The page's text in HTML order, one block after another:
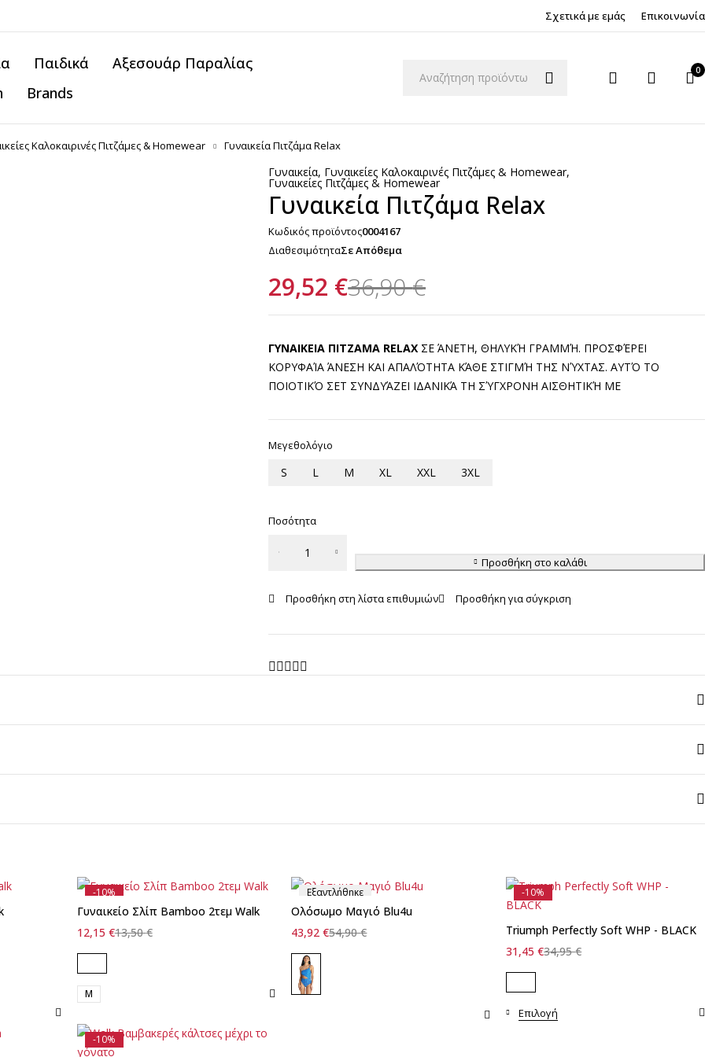
Σχετικά με εμάς Επικοινωνία
Παιδικά
Αξεσουάρ Παραλίας
Brands
0
Καλοκαιρινές Πιτζάμες & Homewear Γυναικεία Πιτζάμα Relax
Γυναικεία, Γυναικείες Καλοκαιρινές Πιτζάμες & Homewear,
Γυναικείες Πιτζάμες & Homewear
Γυναικεία Πιτζάμα Relax
Κωδικός προϊόντος0004167
ΔιαθεσιμότηταΣε Απόθεμα
36,90€
29,52 €
ΓΥΝΑΙΚΕΙΑ ΠΙΤΖΑΜΑ RELAX ΣΕ ΆΝΕΤΗ, ΘΗΛΥΚΉ ΓΡΑΜΜΉ. ΠΡΟΣΦΈΡΕΙ
ΚΟΡΥΦΑΊΑ ΆΝΕΣΗ ΚΑΙ ΑΠΑΛΌΤΗΤΑ ΚΆΘΕ ΣΤΙΓΜΉ ΤΗΣ ΝΎΧΤΑΣ. ΑΥΤΌ ΤΟ
ΠΟΙΟΤΙΚΌ ΣΕΤ ΣΥΝΔΥΆΖΕΙ ΙΔΑΝΙΚΆ ΤΗ ΣΎΓΧΡΟΝΗ ΑΙΣΘΗΤΙΚΉ ΜΕ
Μεγεθολόγιο
S L M XL XXL 3XL
Ποσότητα
ποσότητα
Προσθήκη στο καλάθι
-10%
Γυναικείο Σλίπ Bamboo 2τεμ Walk
13,50€
12,15 €
M
Εξαντλήθηκε
Ολόσωμο Μαγιό Blu4u
54,90€
43,92€
-10%
Triumph Perfectly Soft WHP - BLACK
34,95€
31,45€
Επιλογή
-10%